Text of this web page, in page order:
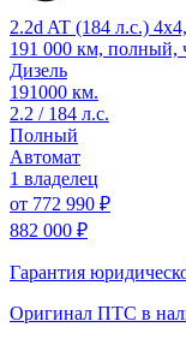
2.2d AT (184 л.с.)
191 000 км, полный,
Дизель
191000 км.
2.2 / 184 л.с.
Полный
Автомат
1 владелец
от 772 990 ₽
882 000 ₽
Гарантия
Оригинал ПТС в